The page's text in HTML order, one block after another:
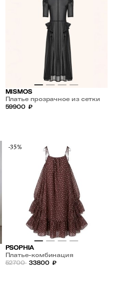
MISMOS
Платье прозрачное из сетки
59900 ₽
-35%
PSOPHIA
Платье-комбинация
свободного кроя из хлопка и
52700 33800 ₽